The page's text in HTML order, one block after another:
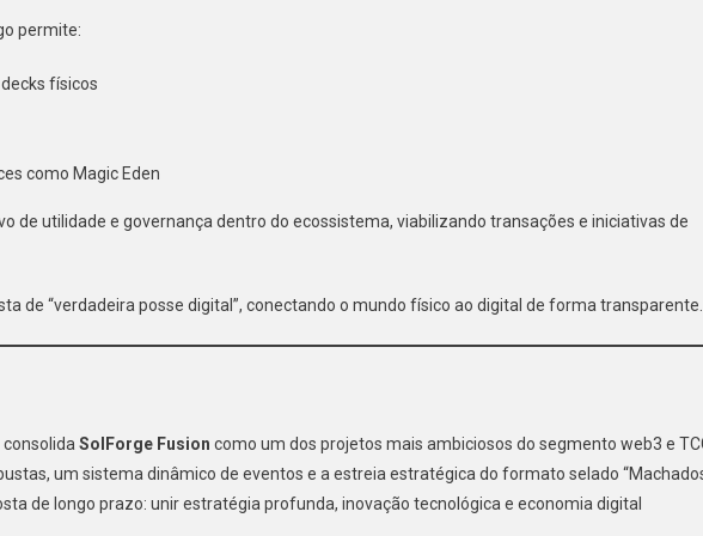
permite:
físicos
como Magic Eden
de utilidade e governança dentro do ecossistema, viabilizando transações e iniciativas de
de “verdadeira posse digital”, conectando o mundo físico ao digital de forma transparente.
SolForge Fusion como um dos projetos mais ambiciosos do segmento web3 e
um sistema dinâmico de eventos e a estreia estratégica do formato selado
de longo prazo: unir estratégia profunda, inovação tecnológica e economia digital